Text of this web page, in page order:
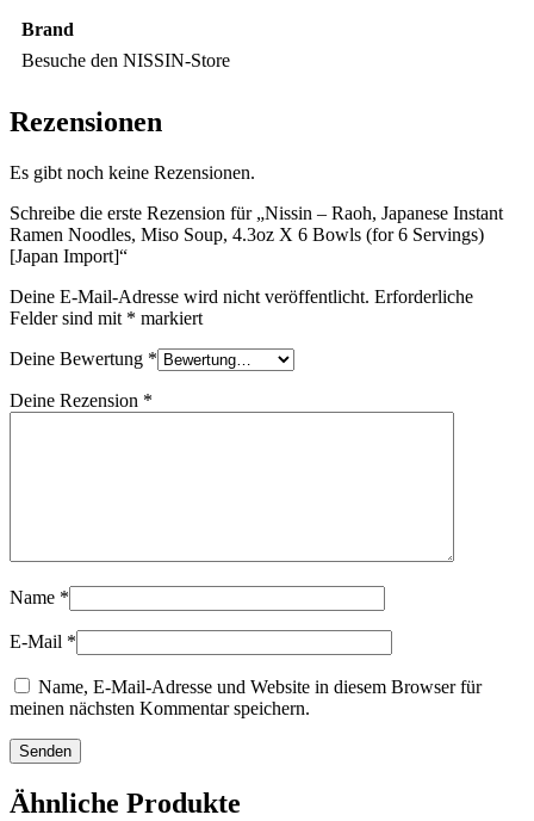
Brand
Besuche den NISSIN-Store
Rezensionen
Es gibt noch keine Rezensionen.
Schreibe die erste Rezension für „Nissin – Raoh, Japanese Instant
Ramen Noodles, Miso Soup, 4.3oz X 6 Bowls (for 6 Servings)
[Japan Import]“
Deine E-Mail-Adresse wird nicht veröffentlicht. Erforderliche
Felder sind mit * markiert
Deine Bewertung *
Deine Rezension *
Name *
E-Mail *
Name, E-Mail-Adresse und Website in diesem Browser für
meinen nächsten Kommentar speichern.
Ähnliche Produkte